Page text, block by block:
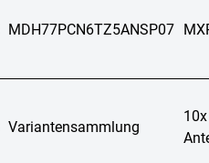
MDH77PCN6TZ5ANSP07
Variantensammlung